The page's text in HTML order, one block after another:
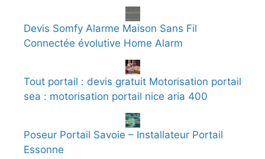
Devis Somfy Alarme Maison Sans Fil
Connectée évolutive Home Alarm
Tout portail : devis gratuit Motorisation portail
sea : motorisation portail nice aria 400
Poseur Portail Savoie – Installateur Portail
Essonne